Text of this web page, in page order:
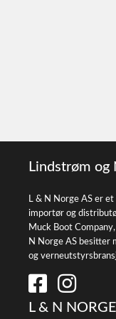
Lindstrøm og
L & N Norge AS er
importør og
Muck Boot
N Norge AS besitter
og
L & N